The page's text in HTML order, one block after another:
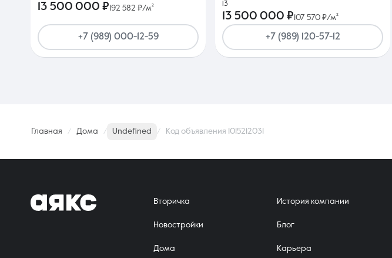
13 500 000 ₽ 192 582 ₽/м²
+7 (989) 000-12-59
13
13 500 000 ₽ 107 570 ₽/м²
+7 (989) 120-57-12
Главная Дома Undefined Код объявления 1015212031
Вторичка
Новостройки
Дома
История компании
Блог
Карьера